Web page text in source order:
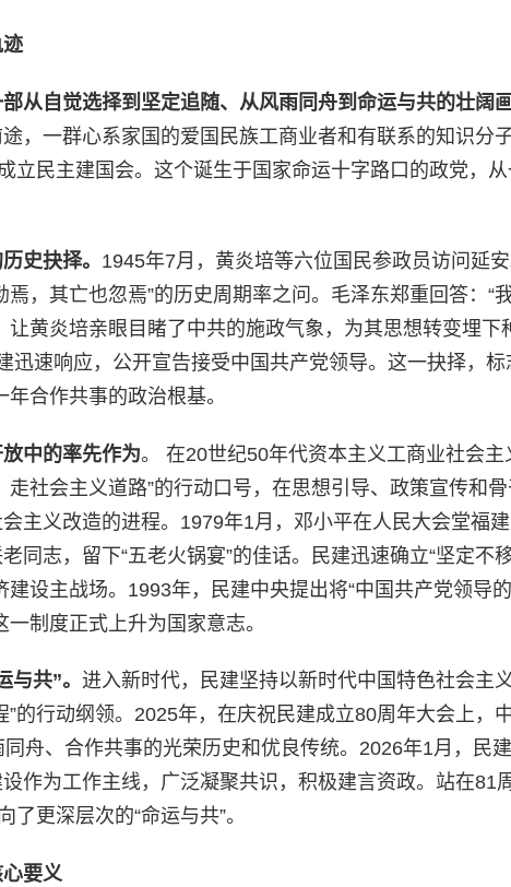
从自觉选择到坚定追随、从风雨同舟到命运与共的壮阔画
，一群心系家国的爱国民族工商业者和有联系的知识分
立民主建国会。这个诞生于国家命运十字路口的政党，
史抉择。 1945年7月，黄炎培等六位国民参政员访问延
，其亡也忽焉”的历史周期率之问。毛泽东郑重回答：“
黄炎培亲眼目睹了中共的施政气象，为其思想转变埋下
迅速响应，公开宣告接受中国共产党领导。这一抉择，标
年合作共事的政治根基。
中的率先作为。 在20世纪50年代资本主义工商业社会主
社会主义道路”的行动口号，在思想引导、政策宣传和
主义改造的进程。1979年1月，邓小平在人民大会堂福
同志，留下“五老火锅宴”的佳话。民建迅速确立“坚定不
设主战场。1993年，民建中央提出将“中国共产党领导
制度正式上升为国家意志。
与共”。 进入新时代，民建坚持以新时代中国特色社会主
的行动纲领。2025年，在庆祝民建成立80周年大会上，
舟、合作共事的光荣历史和优良传统。2026年1月，民
作为工作主线，广泛凝聚共识，积极建言资政。站在81
更深层次的“命运与共”。
要义